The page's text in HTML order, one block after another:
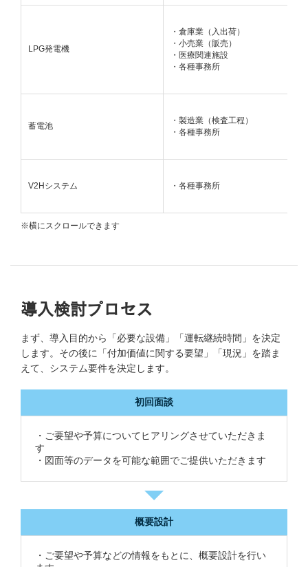
LPG発電機
・倉庫業（入出荷）
・小売業（販売）
・医療関連施設
・各種事務所
蓄電池
・製造業（検査工程）
・各種事務所
V2Hシステム ・各種事務所
※横にスクロールできます
導入検討プロセス
まず、導入目的から「必要な設備」「運転継続時間」を決定
します。その後に「付加価値に関する要望」「現況」を踏ま
えて、システム要件を決定します。
初回面談
・ご要望や予算についてヒアリングさせていただきま
す
・図面等のデータを可能な範囲でご提供いただきます
概要設計
・ご要望や予算などの情報をもとに、概要設計を行い